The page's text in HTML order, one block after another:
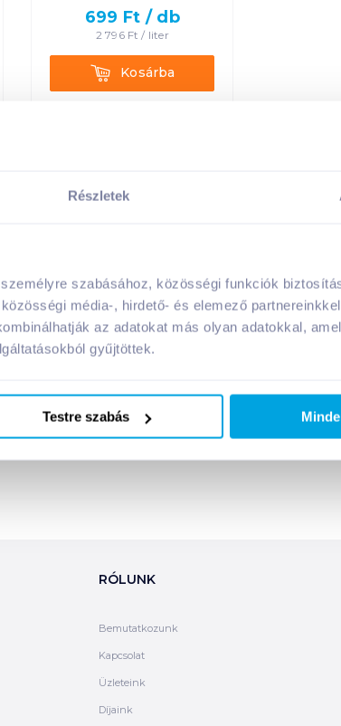
Részletek
szabásához, közösségi funkciók
média-, hirdető- és elemező
az adatokat más olyan adatokkal,
gyűjtöttek.
Testre szabás
699 Ft / db
2 796Ft / liter
KosárbaKosárba
RÓLUNK
Bemutatkozunk
Kapcsolat
Üzleteink
Díjaink